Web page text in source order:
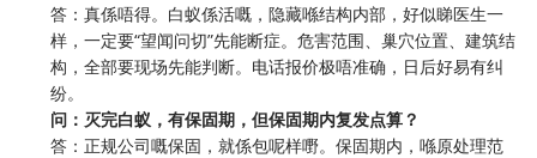
答：真係唔得。白蚁係活嘅，隐藏喺结构内部，好似睇医生一
样，一定要“望闻问切”先能断症。危害范围、巢穴位置、建筑结
构，全部要现场先能判断。电话报价极唔准确，日后好易有纠
纷。
问：灭完白蚁，有保固期，但保固期内复发点算？
答：正规公司嘅保固，就係包呢样嘢。保固期内，喺原处理范